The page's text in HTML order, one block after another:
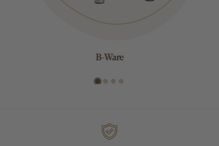
B-Ware